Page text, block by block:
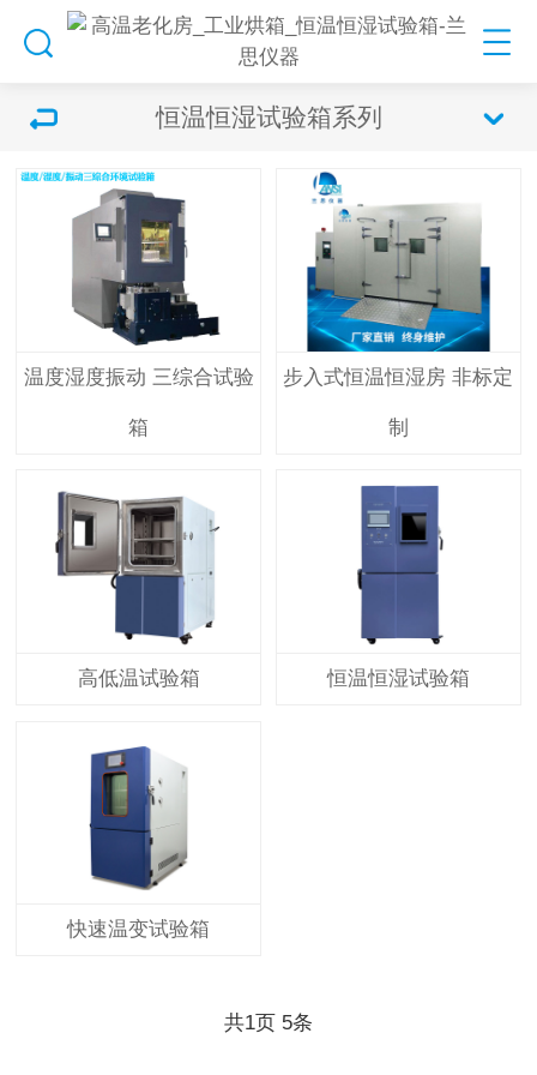
恒温恒湿试验箱系列
温度湿度振动 三综合试验
箱
步入式恒温恒湿房 非标定
制
高低温试验箱 恒温恒湿试验箱
快速温变试验箱
共1页 5条